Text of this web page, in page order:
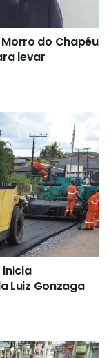
do Chapéu
levar
inicia
Luiz Gonzaga